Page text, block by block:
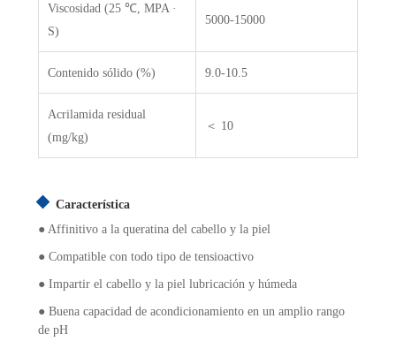
Viscosidad (25 ℃, MPA ·
S)
5000-15000
Contenido sólido (%) 9.0-10.5
Acrilamida residual
(mg/kg)
＜ 10
Característica
● Affinitivo a la queratina del cabello y la piel
● Compatible con todo tipo de tensioactivo
● Impartir el cabello y la piel lubricación y húmeda
● Buena capacidad de acondicionamiento en un amplio rango
de pH